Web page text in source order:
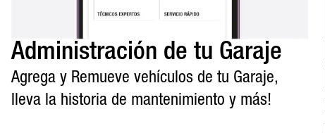
Administración de tu Garaje
Agrega y Remueve vehículos de tu Garaje,
lleva la historia de mantenimiento y más!